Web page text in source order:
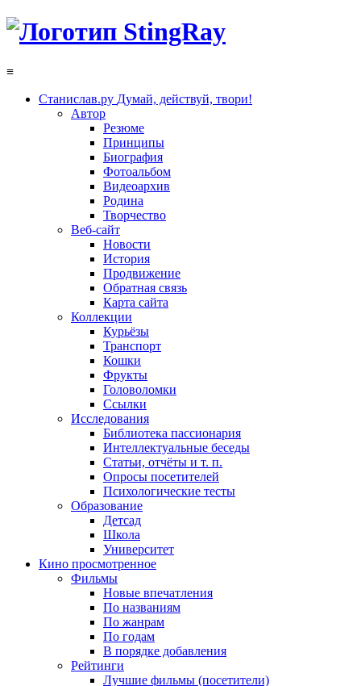
≡
Станислав.ру Думай, действуй, твори!
Автор
Резюме
Принципы
Биография
Фотоальбом
Видеоархив
Родина
Творчество
Веб-сайт
Новости
История
Продвижение
Обратная связь
Карта сайта
Коллекции
Курьёзы
Транспорт
Кошки
Фрукты
Головоломки
Ссылки
Исследования
Библиотека пассионария
Интеллектуальные беседы
Статьи, отчёты и т. п.
Опросы посетителей
Психологические тесты
Образование
Детсад
Школа
Университет
Кино просмотренное
Фильмы
Новые впечатления
По названиям
По жанрам
По годам
В порядке добавления
Рейтинги
Лучшие фильмы (посетители)